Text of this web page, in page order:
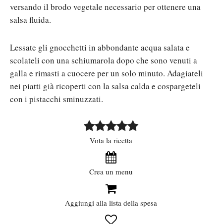
versando il brodo vegetale necessario per ottenere una
salsa fluida.
Lessate gli gnocchetti in abbondante acqua salata e
scolateli con una schiumarola dopo che sono venuti a
galla e rimasti a cuocere per un solo minuto. Adagiateli
nei piatti già ricoperti con la salsa calda e cospargeteli
con i pistacchi sminuzzati.
Vota la ricetta
Crea un menu
Aggiungi alla lista della spesa